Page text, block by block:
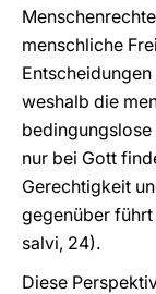
menschliche
weshalb die
nur bei Gott
Gerechtigkeit
gegenüber
salvi, 24).
Diese